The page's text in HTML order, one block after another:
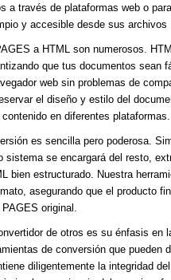
a través de plataformas web o
y accesible desde sus archivos
a HTML son numerosos.
que tus documentos sean
web sin problemas de
el diseño y estilo del
en diferentes plataformas.
es sencilla pero poderosa.
sistema se encargará del resto,
bien estructurado. Nuestra
asegurando que el producto
original.
de otros es su énfasis en
de conversión que pueden
diligentemente la integridad